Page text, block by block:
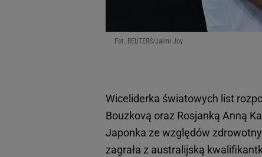
Fot. REUTERS/Jaimi Joy
Wiceliderka światowych list
Bouzkovą oraz Rosjanką Anną
Japonka ze względów
zagrała z australijską